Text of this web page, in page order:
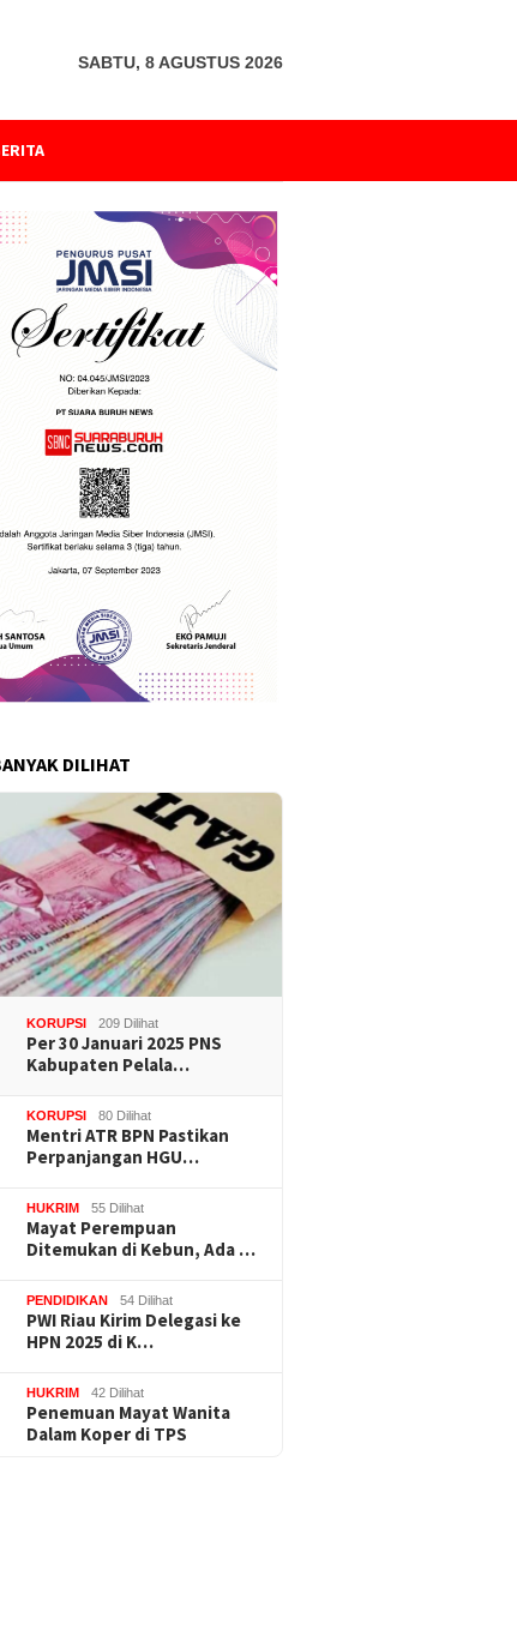
SABTU, 8 AGUSTUS 2026
DILIHAT
KORUPSI 209 Dilihat
Per 30 Januari 2025 PNS
Kabupaten Pelala…
KORUPSI 80 Dilihat
Mentri ATR BPN Pastikan
Perpanjangan HGU…
HUKRIM 55 Dilihat
Mayat Perempuan
Ditemukan di Kebun, Ada …
PENDIDIKAN 54 Dilihat
PWI Riau Kirim Delegasi ke
HPN 2025 di K…
HUKRIM 42 Dilihat
Penemuan Mayat Wanita
Dalam Koper di TPS